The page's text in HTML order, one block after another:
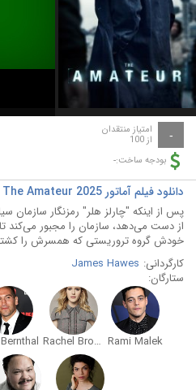
- امتیاز منتقدان
از 100
بودجه ساخت:-
دانلود فیلم آماتور The Amateur 2025 با دوبله فارسی
پس از اینکه "چارلز هلر" رمزنگار
از دست می‌دهد، سازمان را مجبور می‌کند
خودش گروه تروریستی که همسرش را
کارگردانی: James Hawes
ستارگان:
Rami Malek
Rachel Brosnahan